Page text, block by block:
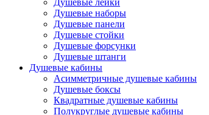
Душевые лейки
Душевые наборы
Душевые панели
Душевые стойки
Душевые форсунки
Душевые штанги
Душевые кабины
Асимметричные душевые кабины
Душевые боксы
Квадратные душевые кабины
Полукруглые душевые кабины